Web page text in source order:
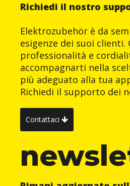
Richiedi il nostro
Elektrozubehör è da
esigenze dei suoi clienti.
professionalità e
accompagnarti nella
più adeguato alla tua
Richiedi il supporto dei
Contattaci